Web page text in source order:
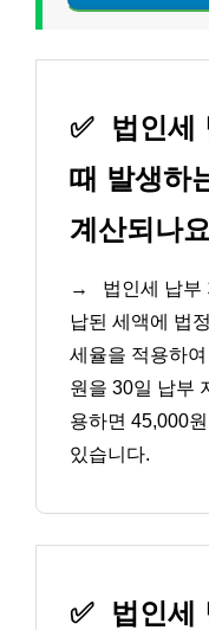
✅
법인세
때 발생하
계산되나
→
법인세 납부
납된 세액에 법
세율을 적용하
원을 30일 납부
용하면 45,000
있습니다.
✅
법인세